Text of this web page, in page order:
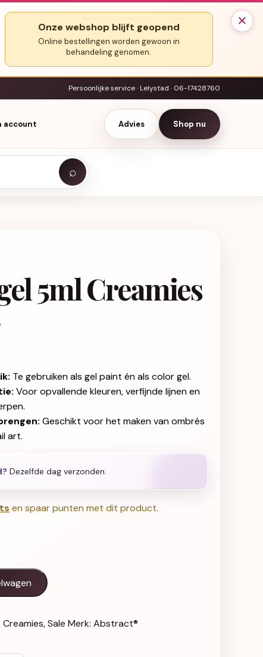
×
Onze webshop blijft geopend
Online bestellingen worden gewoon in
behandeling genomen.
Persoonlijke service · Lelystad · 06-17428760
account Advies Shop nu
⌕
5ml Creamies
prijs was: € 12,04.
is: € 6,01.
Te gebruiken als gel paint én als color gel.
Voor opvallende kleuren, verfijnde lijnen en
Geschikt voor het maken van ombrés
art.
Dezelfde dag verzonden.
en spaar punten met dit product.
Creamies,Sale Merk: Abstract®